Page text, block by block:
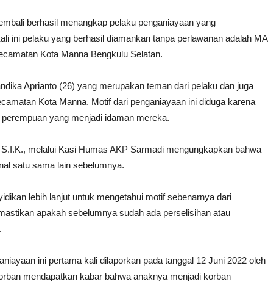
berhasil menangkap pelaku penganiayaan yang
ini pelaku yang berhasil diamankan tanpa perlawanan adalah MA
Kota Manna Bengkulu Selatan.
Aprianto (26) yang merupakan teman dari pelaku dan juga
Kota Manna. Motif dari penganiayaan ini diduga karena
yang menjadi idaman mereka.
melalui Kasi Humas AKP Sarmadi mengungkapkan bahwa
satu sama lain sebelumnya.
lebih lanjut untuk mengetahui motif sebenarnya dari
apakah sebelumnya sudah ada perselisihan atau
ini pertama kali dilaporkan pada tanggal 12 Juni 2022 oleh
mendapatkan kabar bahwa anaknya menjadi korban